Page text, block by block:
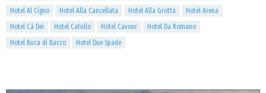
Hotel Al Cigno
Hotel Alla Cancellata Hotel Alla Grotta
Hotel Arena
Hotel Cà Dei
Hotel Catullo Hotel Cavour
Hotel Da Romano
Hotel Buca di Bacco
Hotel Due Spade